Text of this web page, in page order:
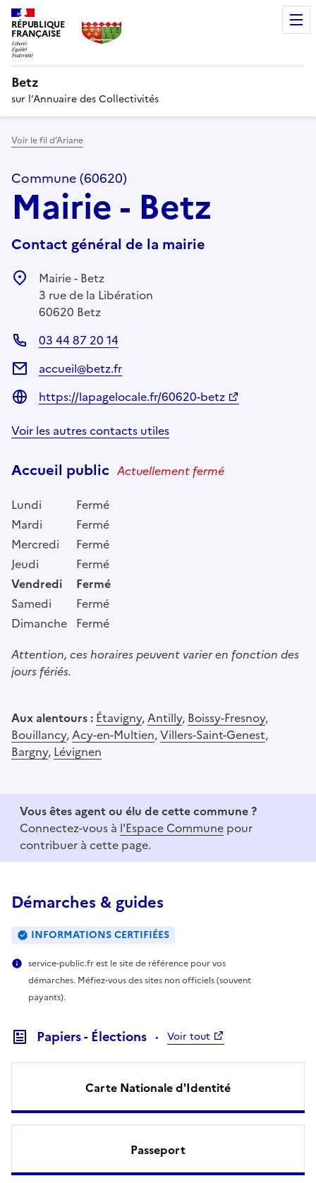
RÉPUBLIQUE
FRANÇAISE
Betz
sur l’Annuaire des Collectivités
Voir le fil d’Ariane
Commune (60620)
Mairie - Betz
Contact général de la mairie
Mairie - Betz
3 rue de la Libération
60620 Betz
03 44 87 20 14
accueil@betz.fr
https://lapagelocale.fr/60620-betz
Voir les autres contacts utiles
Accueil public Actuellement fermé
Lundi
Fermé
Mardi
Fermé
Mercredi
Fermé
Jeudi
Fermé
Vendredi
Fermé
Samedi
Fermé
Dimanche Fermé
Attention, ces horaires peuvent varier en fonction des
jours fériés.
Aux alentours : Étavigny,Antilly, Boissy-Fresnoy,
Bouillancy,Acy-en-Multien,Villers-Saint-Genest,
Bargny, Lévignen
Vous êtes agent ou élu de cette commune ?
Connectez-vous à l'Espace Commune pour
contribuer à cette page.
Démarches & guides
INFORMATIONS CERTIFIÉES
service-public.fr est le site de référence pour vos
démarches. Méfiez-vous des sites non officiels (souvent
payants).
Papiers - Élections Voir tout
Carte Nationale d'Identité
Passeport